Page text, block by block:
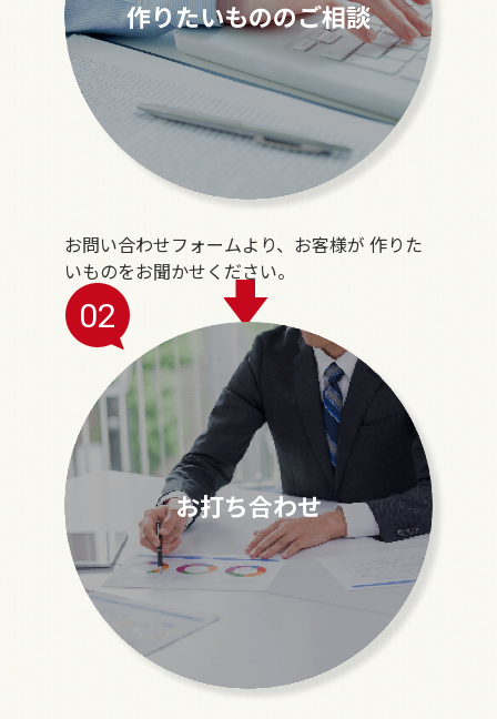
作りたいもののご相談
お問い合わせフォームより、お客様が 作りた
いものをお聞かせください。
02
お打ち合わせ